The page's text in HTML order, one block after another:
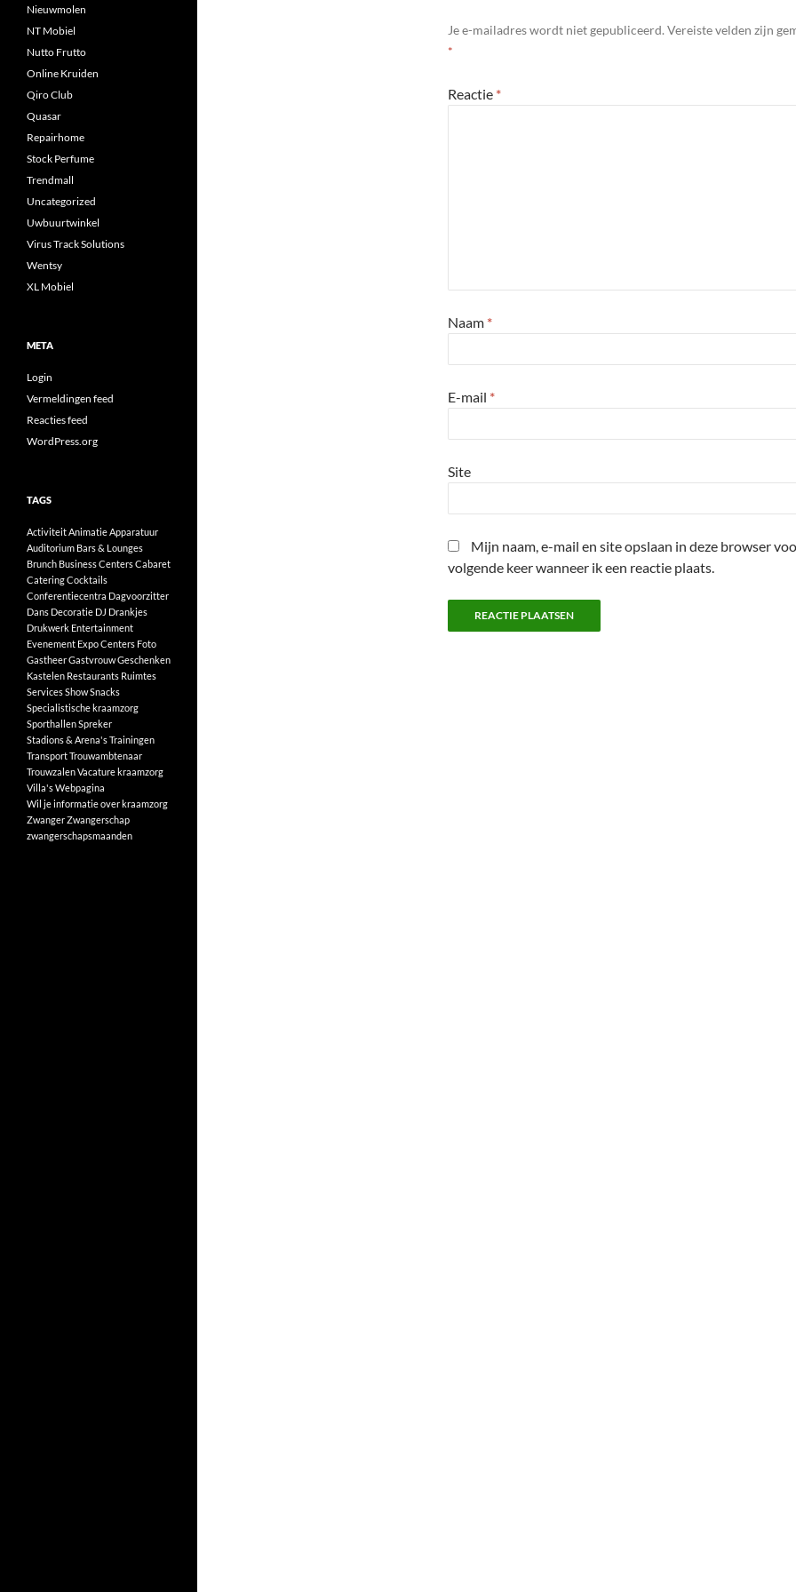
Je e-mailadres wordt niet gepubliceerd. Vereiste velden zijn
*
Reactie *
Naam *
E-mail *
Site
Mijn naam, e-mail en site opslaan in deze browser
volgende keer wanneer ik een reactie plaats.
Nieuwmolen
NT Mobiel
Nutto Frutto
Online Kruiden
Qiro Club
Quasar
Repairhome
Stock Perfume
Trendmall
Uncategorized
Uwbuurtwinkel
Virus Track Solutions
Wentsy
XL Mobiel
META
Login
Vermeldingen feed
Reacties feed
WordPress.org
TAGS
ActiviteitAnimatieApparatuur
Auditorium Bars & Lounges
Brunch Business CentersCabaret
CateringCocktails
Conferentiecentra Dagvoorzitter
Dans Decoratie DJ Drankjes
Drukwerk Entertainment
Evenement Expo Centers Foto
GastheerGastvrouwGeschenken
Kastelen Restaurants Ruimtes
ServicesShowSnacks
Specialistische kraamzorg
SporthallenSpreker
Stadions & Arena'sTrainingen
TransportTrouwambtenaar
TrouwzalenVacature kraamzorg
Villa'sWebpagina
Wil je informatie over kraamzorg
ZwangerZwangerschap
zwangerschapsmaanden